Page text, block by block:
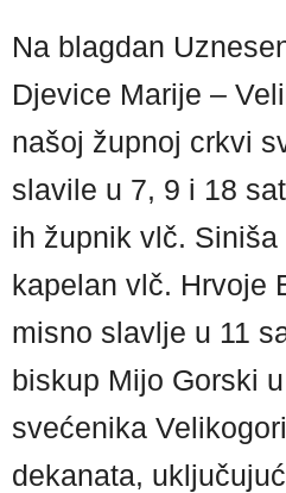
Na blagdan
Djevice Marije –
našoj župnoj crkvi
slavile u 7, 9 i 18
ih župnik vlč. Siniša
kapelan vlč. Hrvoje
misno slavlje u 11
biskup Mijo Gorski
svećenika
dekanata,